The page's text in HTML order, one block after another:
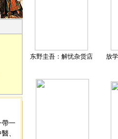
帶一
醫
东野圭吾：解忧杂货店 放